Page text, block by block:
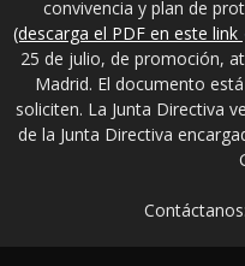
convivencia y plan de
(descarga el PDF en este link
25 de julio, de promoción,
Madrid. El documento
soliciten. La Junta Directiva
de la Junta Directiva
Contáctanos: